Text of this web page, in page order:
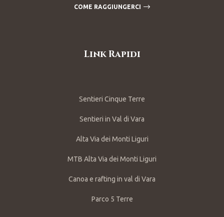
COME RAGGIUNGERCI
Link Rapidi
Sentieri Cinque Terre
Sentieri in Val di Vara
Alta Via dei Monti Liguri
MTB Alta Via dei Monti Liguri
Canoa e rafting in val di Vara
Parco 5 Terre